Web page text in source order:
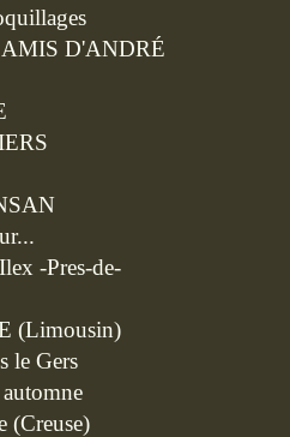
D'ANDRÉ
-Pres-de-
(Limousin)
le Gers
(Creuse)